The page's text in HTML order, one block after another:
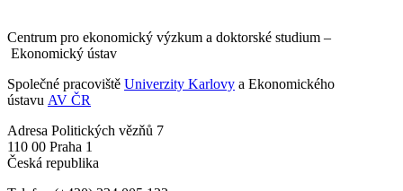
Centrum pro ekonomický výzkum a doktorské studium –
Ekonomický ústav
Společné pracoviště Univerzity Karlovy a Ekonomického
ústavu AV ČR
Adresa Politických vězňů 7
110 00 Praha 1
Česká republika